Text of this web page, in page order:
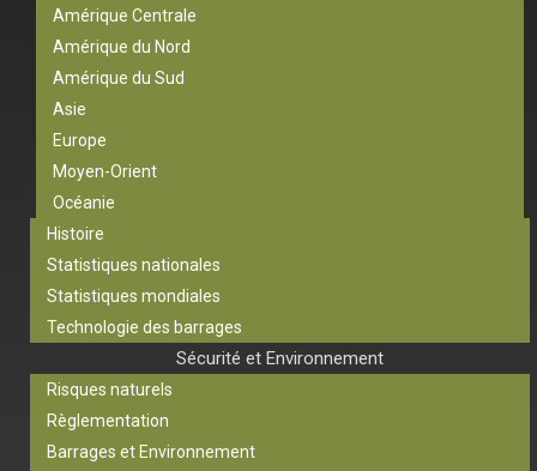
Amérique Centrale
Amérique du Nord
Amérique du Sud
Asie
Europe
Moyen-Orient
Océanie
Histoire
Statistiques nationales
Statistiques mondiales
Technologie des barrages
Sécurité et Environnement
Risques naturels
Règlementation
Barrages et Environnement